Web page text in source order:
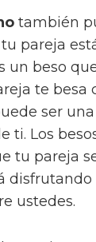
también
pareja
un beso
te besa
ser
ti. Los
tu pareja
ustedes.